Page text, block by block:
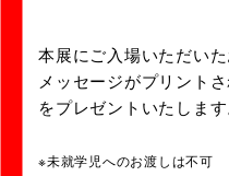
本展にご入場いただい
メッセージがプリント
をプレゼントいたします
※未就学児へのお渡しは不可